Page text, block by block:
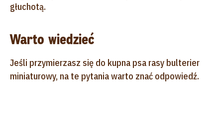
głuchotą.
Warto wiedzieć
Jeśli przymierzasz się do kupna psa rasy bulterier
miniaturowy, na te pytania warto znać odpowiedź.